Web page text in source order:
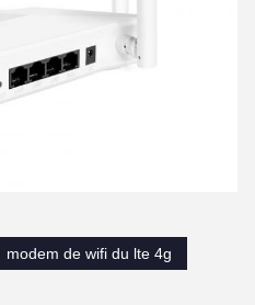
modem de wifi du lte 4g